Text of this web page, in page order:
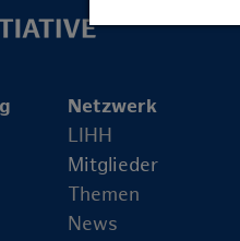
Netzwerk
LIHH
Mitglieder
Themen
News